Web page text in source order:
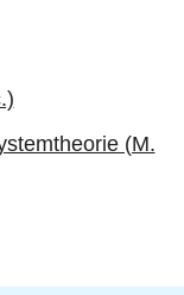
(M.